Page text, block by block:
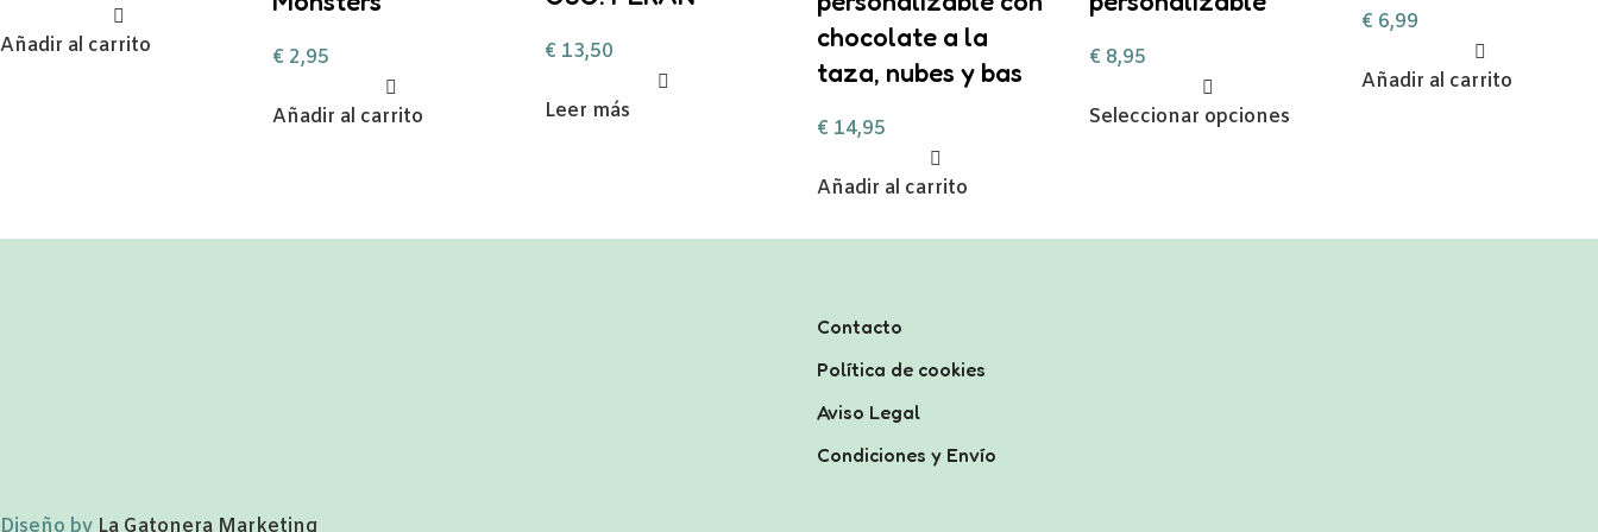
Añadir al carrito € 2,95
Añadir al carrito
€ 13,50
Leer más
chocolate a la
taza, nubes y bas
€ 14,95
Añadir al carrito
€ 8,95
Seleccionar opciones
€ 6,99
Añadir al carrito
Contacto
Política de cookies
Aviso Legal
Condiciones y Envío
Diseño by La Gatonera Marketing